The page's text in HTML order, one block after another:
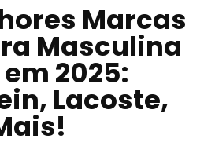
Marcas
Masculina
2025:
Lacoste,